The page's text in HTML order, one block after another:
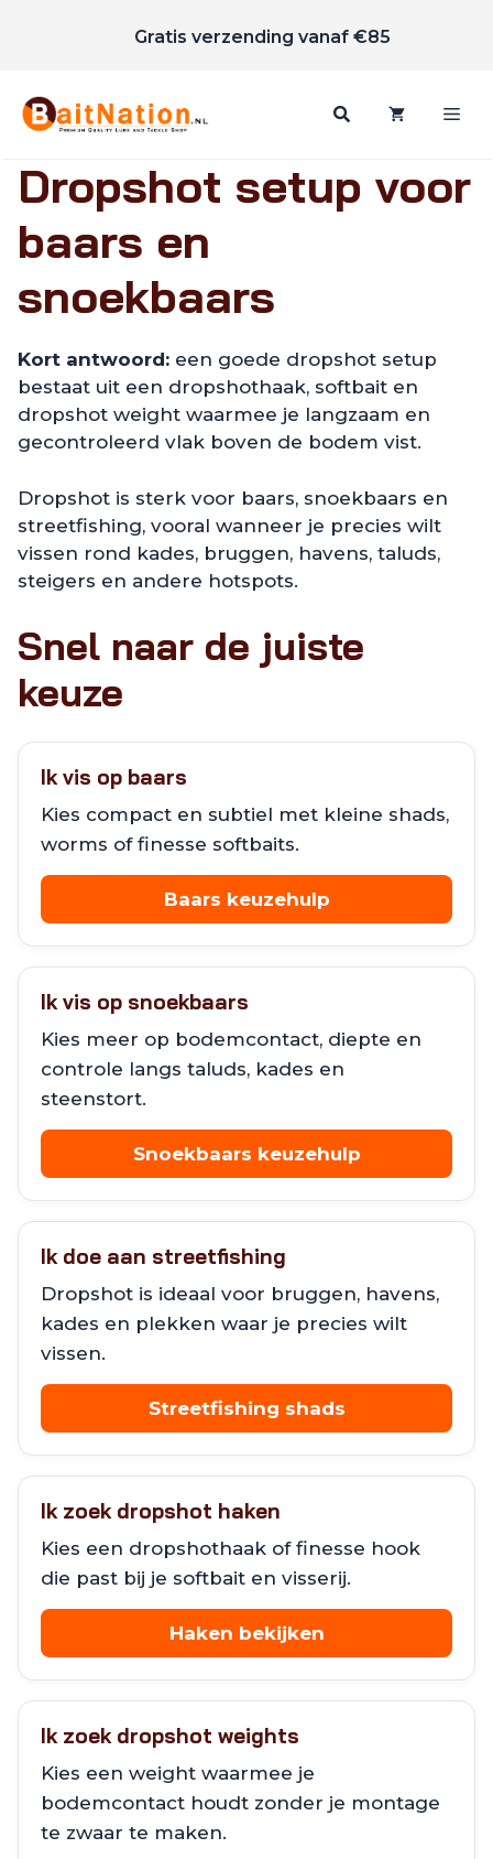
inhoud
Gratis verzending vanaf €85
Dropshot setup voor
baars en
snoekbaars
Kort antwoord: een goede dropshot setup
bestaat uit een dropshothaak, softbait en
dropshot weight waarmee je langzaam en
gecontroleerd vlak boven de bodem vist.
Dropshot is sterk voor baars, snoekbaars en
streetfishing, vooral wanneer je precies wilt
vissen rond kades, bruggen, havens, taluds,
steigers en andere hotspots.
Snel naar de juiste
keuze
Ik vis op baars
Kies compact en subtiel met kleine shads,
worms of finesse softbaits.
Baars keuzehulp
Ik vis op snoekbaars
Kies meer op bodemcontact, diepte en
controle langs taluds, kades en
steenstort.
Snoekbaars keuzehulp
Ik doe aan streetfishing
Dropshot is ideaal voor bruggen, havens,
kades en plekken waar je precies wilt
vissen.
Streetfishing shads
Ik zoek dropshot haken
Kies een dropshothaak of finesse hook
die past bij je softbait en visserij.
Haken bekijken
Ik zoek dropshot weights
Kies een weight waarmee je
bodemcontact houdt zonder je montage
te zwaar te maken.